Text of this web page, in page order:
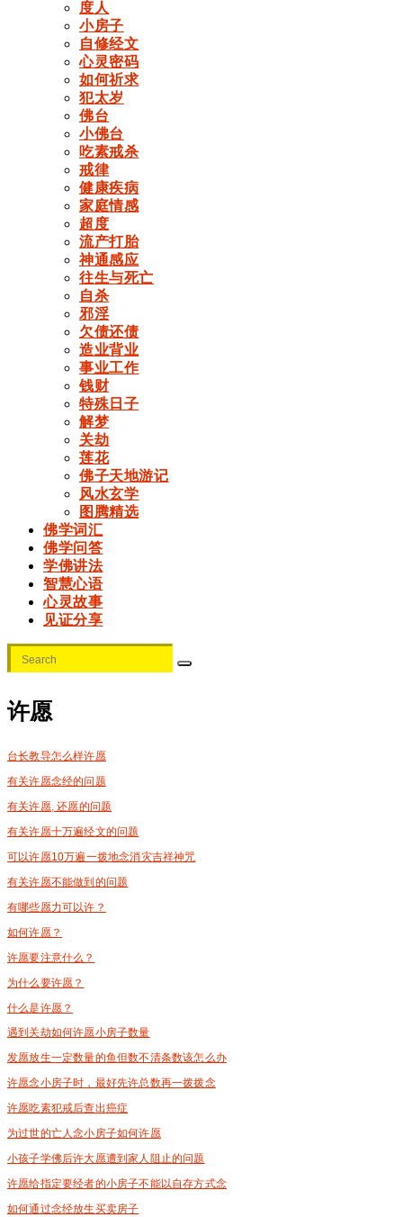
度人
小房子
自修经文
心灵密码
如何祈求
犯太岁
佛台
小佛台
吃素戒杀
戒律
健康疾病
家庭情感
超度
流产打胎
神通感应
往生与死亡
自杀
邪淫
欠债还债
造业背业
事业工作
钱财
特殊日子
解梦
关劫
莲花
佛子天地游记
风水玄学
图腾精选
佛学词汇
佛学问答
学佛讲法
智慧心语
心灵故事
见证分享
许愿
台长教导怎么样许愿
有关许愿念经的问题
有关许愿, 还愿的问题
有关许愿十万遍经文的问题
可以许愿10万遍一拨地念消灾吉祥神咒
有关许愿不能做到的问题
有哪些愿力可以许？
如何许愿？
许愿要注意什么？
为什么要许愿？
什么是许愿？
遇到关劫如何许愿小房子数量
发愿放生一定数量的鱼但数不清条数该怎么办
许愿念小房子时，最好先许总数再一拨拨念
许愿吃素犯戒后查出癌症
为过世的亡人念小房子如何许愿
小孩子学佛后许大愿遭到家人阻止的问题
许愿给指定要经者的小房子不能以自存方式念
如何通过念经放生买卖房子